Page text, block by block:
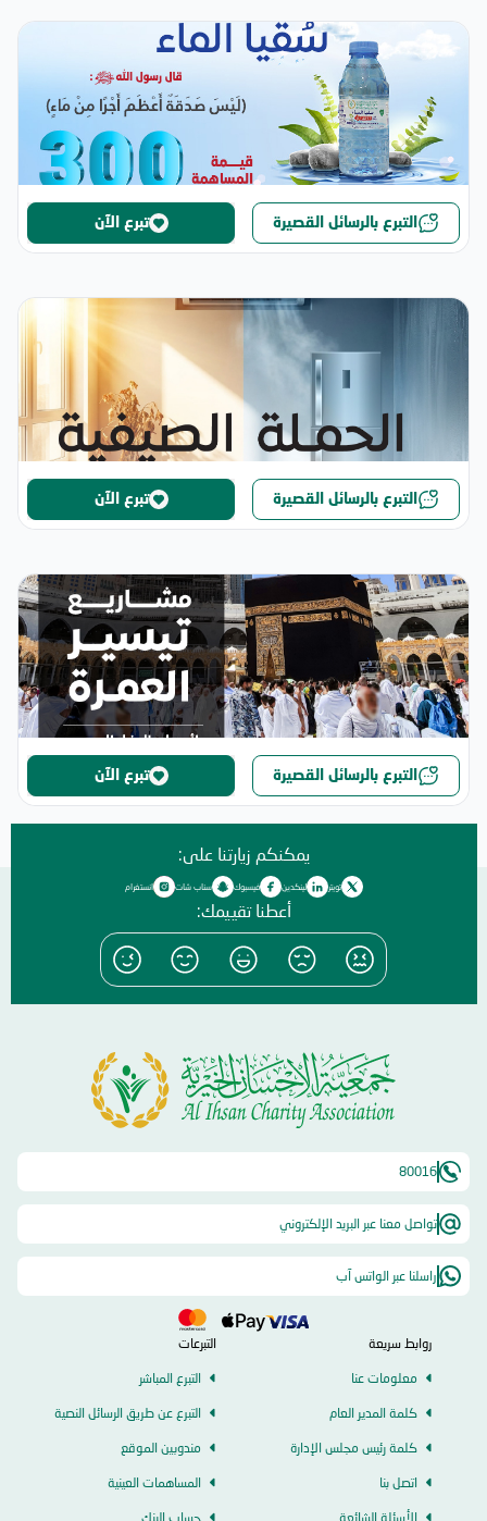
التبرع بالرسائل القصيرة تبرع الآن
التبرع بالرسائل القصيرة تبرع الآن
التبرع بالرسائل القصيرة تبرع الآن
يمكنكم زيارتنا على:
تويتر لينكدين فيسبوك سناب شات انستغرام
أعطنا تقييمك:
80016
تواصل معنا عبر البريد الإلكتروني
راسلنا عبر الواتس آب
روابط سريعة
معلومات عنا
كلمة المدير العام
كلمة رئيس مجلس الإدارة
اتصل بنا
الأسئلة الشائعة
التبرعات
التبرع المباشر
التبرع عن طريق الرسائل النصية
مندوبين الموقع
المساهمات العينية
حساب البنك